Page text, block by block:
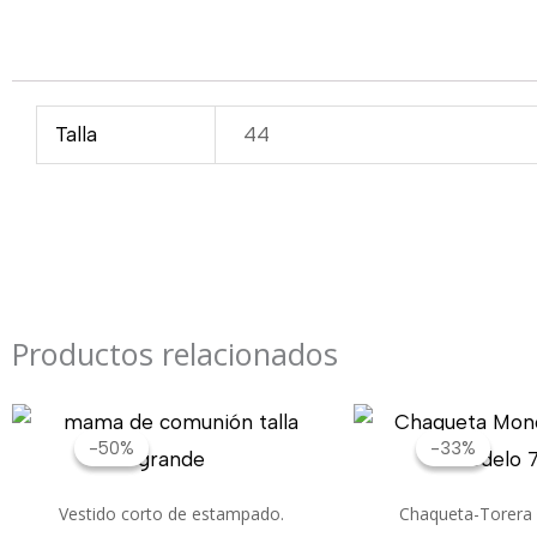
Talla 44
Productos relacionados
-50%
-50%
Vestido corto de estampado.
El
original
140,00€.
El
70,00€.
-33%
-33%
Chaqueta-
El